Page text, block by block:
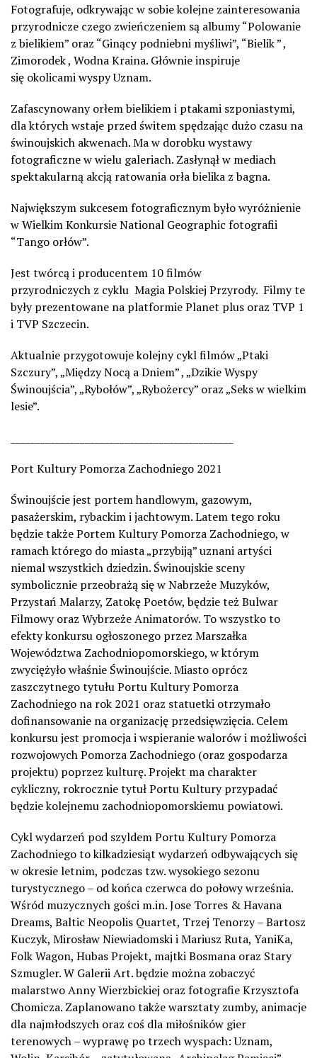
Fotografuje, odkrywając w sobie kolejne zainteresowania
przyrodnicze czego zwieńczeniem są albumy “Polowanie
z bielikiem” oraz “Ginący podniebni myśliwi”, “Bielik ” ,
Zimorodek , Wodna Kraina. Głównie inspiruje
się okolicami wyspy Uznam.
Zafascynowany orłem bielikiem i ptakami szponiastymi,
dla których wstaje przed świtem spędzając dużo czasu na
świnoujskich akwenach. Ma w dorobku wystawy
fotograficzne w wielu galeriach. Zasłynął w mediach
spektakularną akcją ratowania orła bielika z bagna.
Największym sukcesem fotograficznym było wyróżnienie
w Wielkim Konkursie National Geographic fotografii
“Tango orłów”.
Jest twórcą i producentem 10 filmów
przyrodniczych z cyklu Magia Polskiej Przyrody. Filmy te
były prezentowane na platformie Planet plus oraz TVP 1
i TVP Szczecin.
Aktualnie przygotowuje kolejny cykl filmów „Ptaki
Szczury”, „Między Nocą a Dniem” , „Dzikie Wyspy
Świnoujścia”, „Rybołów”, „Rybożercy” oraz „Seks w wielkim
lesie”.
Port Kultury Pomorza Zachodniego 2021
Świnoujście jest portem handlowym, gazowym,
pasażerskim, rybackim i jachtowym. Latem tego roku
będzie także Portem Kultury Pomorza Zachodniego, w
ramach którego do miasta „przybiją” uznani artyści
niemal wszystkich dziedzin. Świnoujskie sceny
symbolicznie przeobrażą się w Nabrzeże Muzyków,
Przystań Malarzy, Zatokę Poetów, będzie też Bulwar
Filmowy oraz Wybrzeże Animatorów. To wszystko to
efekty konkursu ogłoszonego przez Marszałka
Województwa Zachodniopomorskiego, w którym
zwyciężyło właśnie Świnoujście. Miasto oprócz
zaszczytnego tytułu Portu Kultury Pomorza
Zachodniego na rok 2021 oraz statuetki otrzymało
dofinansowanie na organizację przedsięwzięcia. Celem
konkursu jest promocja i wspieranie walorów i możliwości
rozwojowych Pomorza Zachodniego (oraz gospodarza
projektu) poprzez kulturę. Projekt ma charakter
cykliczny, rokrocznie tytuł Portu Kultury przypadać
będzie kolejnemu zachodniopomorskiemu powiatowi.
Cykl wydarzeń pod szyldem Portu Kultury Pomorza
Zachodniego to kilkadziesiąt wydarzeń odbywających się
w okresie letnim, podczas tzw. wysokiego sezonu
turystycznego – od końca czerwca do połowy września.
Wśród muzycznych gości m.in. Jose Torres & Havana
Dreams, Baltic Neopolis Quartet, Trzej Tenorzy – Bartosz
Kuczyk, Mirosław Niewiadomski i Mariusz Ruta, YaniKa,
Folk Wagon, Hubas Projekt, majtki Bosmana oraz Stary
Szmugler. W Galerii Art. będzie można zobaczyć
malarstwo Anny Wierzbickiej oraz fotografie Krzysztofa
Chomicza. Zaplanowano także warsztaty zumby, animacje
dla najmłodszych oraz coś dla miłośników gier
terenowych – wyprawę po trzech wyspach: Uznam,